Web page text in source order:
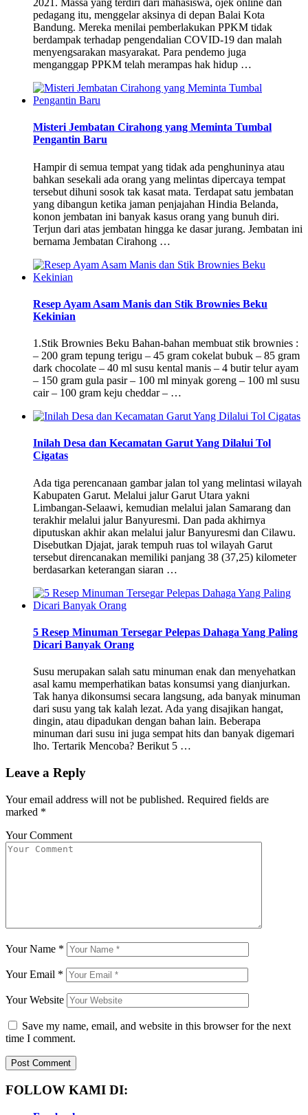
2021. Massa yang terdiri dari mahasiswa, ojek online dan
pedagang itu, menggelar aksinya di depan Balai Kota
Bandung. Mereka menilai pemberlakukan PPKM tidak
berdampak terhadap pengendalian COVID-19 dan malah
menyengsarakan masyarakat. Para pendemo juga
menganggap PPKM telah merampas hak hidup …
Misteri Jembatan Cirahong yang Meminta Tumbal
Pengantin Baru
Hampir di semua tempat yang tidak ada penghuninya atau
bahkan sesekali ada orang yang melintas dipercaya tempat
tersebut dihuni sosok tak kasat mata. Terdapat satu jembatan
yang dibangun ketika jaman penjajahan Hindia Belanda,
konon jembatan ini banyak kasus orang yang bunuh diri.
Terjun dari atas jembatan hingga ke dasar jurang. Jembatan ini
bernama Jembatan Cirahong …
Resep Ayam Asam Manis dan Stik Brownies Beku
Kekinian
1.Stik Brownies Beku Bahan-bahan membuat stik brownies :
– 200 gram tepung terigu – 45 gram cokelat bubuk – 85 gram
dark chocolate – 40 ml susu kental manis – 4 butir telur ayam
– 150 gram gula pasir – 100 ml minyak goreng – 100 ml susu
cair – 100 gram keju cheddar – …
Inilah Desa dan Kecamatan Garut Yang Dilalui Tol
Cigatas
Ada tiga perencanaan gambar jalan tol yang melintasi wilayah
Kabupaten Garut. Melalui jalur Garut Utara yakni
Limbangan-Selaawi, kemudian melalui jalan Samarang dan
terakhir melalui jalur Banyuresmi. Dan pada akhirnya
diputuskan akhir akan melalui jalur Banyuresmi dan Cilawu.
Disebutkan Djajat, jarak tempuh ruas tol wilayah Garut
tersebut direncanakan memiliki panjang 38 (37,25) kilometer
berdasarkan keterangan siaran …
5 Resep Minuman Tersegar Pelepas Dahaga Yang Paling
Dicari Banyak Orang
Susu merupakan salah satu minuman enak dan menyehatkan
asal kamu memperhatikan batas konsumsi yang dianjurkan.
Tak hanya dikonsumsi secara langsung, ada banyak minuman
dari susu yang tak kalah lezat. Ada yang disajikan hangat,
dingin, atau dipadukan dengan bahan lain. Beberapa
minuman dari susu ini juga sempat hits dan banyak digemari
lho. Tertarik Mencoba? Berikut 5 …
Leave a Reply
Your email address will not be published. Required fields are
marked *
Your Comment
Your Name *
Your Email *
Your Website
Save my name, email, and website in this browser for the next
time I comment.
FOLLOW KAMI DI: